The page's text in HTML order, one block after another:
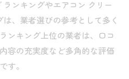
ンキングやエアコン クリー
、業者選びの参考として多く
ンキング上位の業者は、口コ
容の充実度など多角的な評価
す。